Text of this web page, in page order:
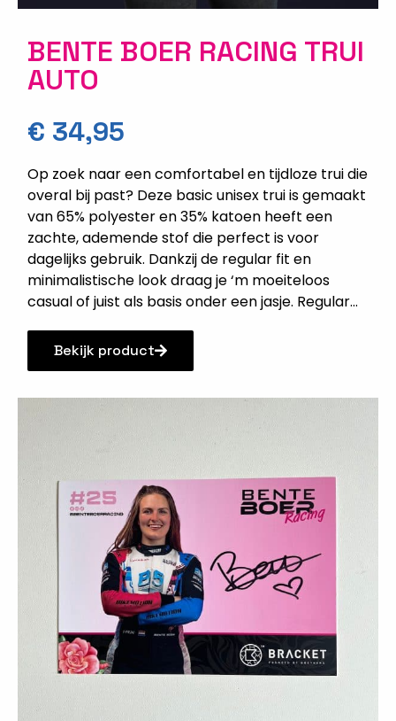
BENTE BOER RACING TRUI
AUTO
€ 34,95
Op zoek naar een comfortabel en tijdloze trui die
overal bij past? Deze basic unisex trui is gemaakt
van 65% polyester en 35% katoen heeft een
zachte, ademende stof die perfect is voor
dagelijks gebruik. Dankzij de regular fit en
minimalistische look draag je ‘m moeiteloos
casual of juist als basis onder een jasje. Regular...
Bekijk product